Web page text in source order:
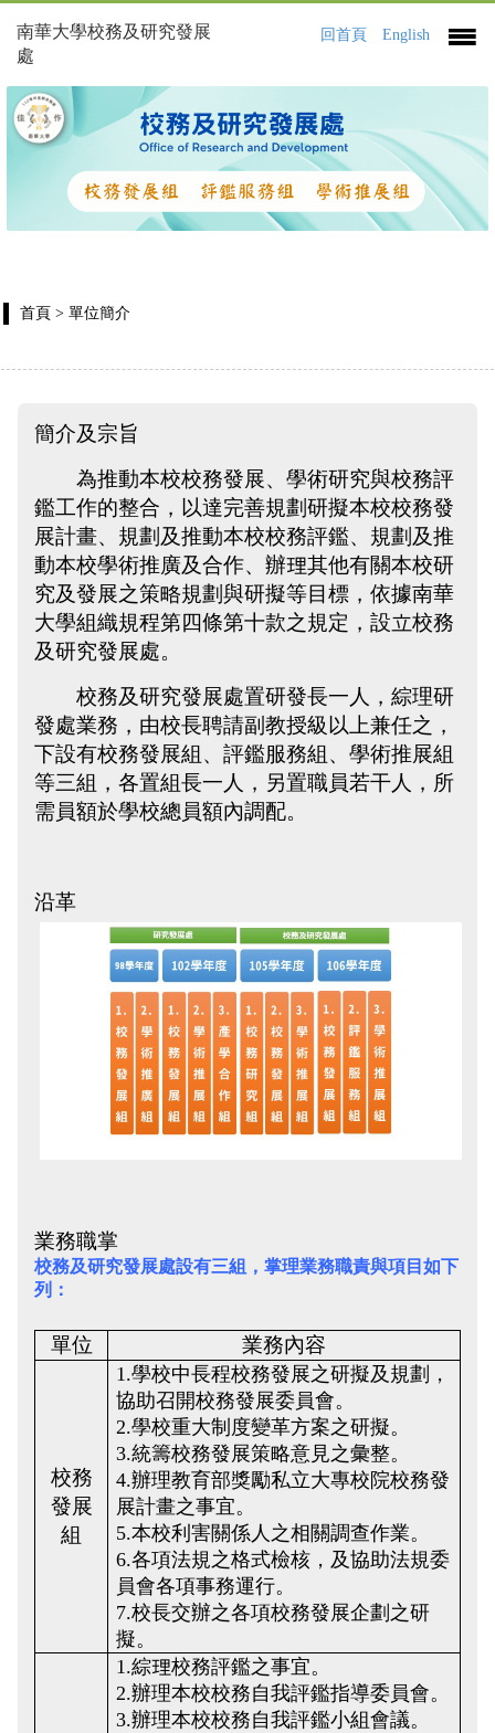
南華大學校務及研究發展
處
回首頁 English
首頁 > 單位簡介
簡介及宗旨
為推動本校校務發展、學術研究與校務評
鑑工作的整合，以達完善規劃研擬本校校務發
展計畫、規劃及推動本校校務評鑑、規劃及推
動本校學術推廣及合作、辦理其他有關本校研
究及發展之策略規劃與研擬等目標，依據南華
大學組織規程第四條第十款之規定，設立校務
及研究發展處。
校務及研究發展處置研發長一人，綜理研
發處業務，由校長聘請副教授級以上兼任之，
下設有校務發展組、評鑑服務組、學術推展組
等三組，各置組長一人，另置職員若干人，所
需員額於學校總員額內調配。
沿革
業務職掌
校務及研究發展處設有三組，掌理業務職責與項目如下
列：
單位 業務內容
校務
發展
組
1.學校中長程校務發展之研擬及規劃，
協助召開校務發展委員會。
2.學校重大制度變革方案之研擬。
3.統籌校務發展策略意見之彙整。
4.辦理教育部獎勵私立大專校院校務發
展計畫之事宜。
5.本校利害關係人之相關調查作業。
6.各項法規之格式檢核，及協助法規委
員會各項事務運行。
7.校長交辦之各項校務發展企劃之研
擬。
1.綜理校務評鑑之事宜。
2.辦理本校校務自我評鑑指導委員會。
3.辦理本校校務自我評鑑小組會議。